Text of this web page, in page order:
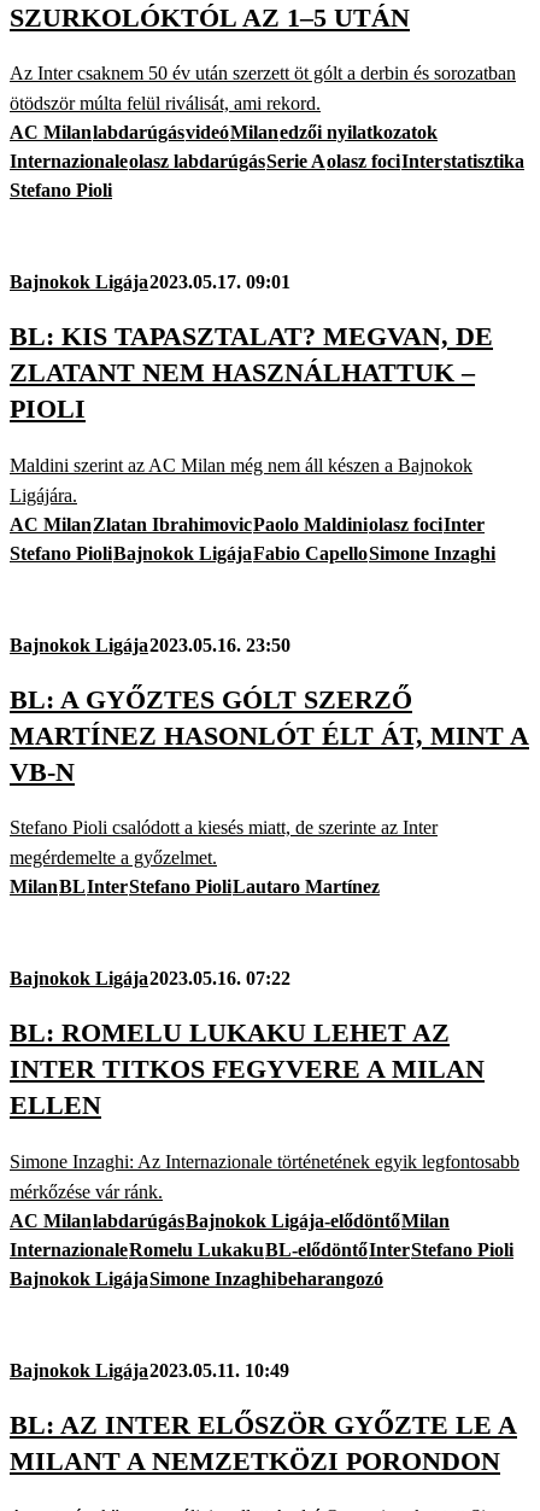
SZURKOLÓKTÓL AZ 1–5 UTÁN
Az Inter csaknem 50 év után szerzett öt gólt a derbin és sorozatban
ötödször múlta felül riválisát, ami rekord.
AC MilanlabdarúgásvideóMilanedzői nyilatkozatok
Internazionaleolasz labdarúgásSerie Aolasz fociInterstatisztika
Stefano Pioli
Bajnokok Ligája2023.05.17. 09:01
BL: KIS TAPASZTALAT? MEGVAN, DE
ZLATANT NEM HASZNÁLHATTUK –
PIOLI
Maldini szerint az AC Milan még nem áll készen a Bajnokok
Ligájára.
AC MilanZlatan IbrahimovicPaolo Maldiniolasz fociInter
Stefano PioliBajnokok LigájaFabio CapelloSimone Inzaghi
Bajnokok Ligája2023.05.16. 23:50
BL: A GYŐZTES GÓLT SZERZŐ
MARTÍNEZ HASONLÓT ÉLT ÁT, MINT A
VB-N
Stefano Pioli csalódott a kiesés miatt, de szerinte az Inter
megérdemelte a győzelmet.
MilanBLInterStefano PioliLautaro Martínez
Bajnokok Ligája2023.05.16. 07:22
BL: ROMELU LUKAKU LEHET AZ
INTER TITKOS FEGYVERE A MILAN
ELLEN
Simone Inzaghi: Az Internazionale történetének egyik legfontosabb
mérkőzése vár ránk.
AC MilanlabdarúgásBajnokok Ligája-elődöntőMilan
InternazionaleRomelu LukakuBL-elődöntőInterStefano Pioli
Bajnokok LigájaSimone Inzaghibeharangozó
Bajnokok Ligája2023.05.11. 10:49
BL: AZ INTER ELŐSZÖR GYŐZTE LE A
MILANT A NEMZETKÖZI PORONDON